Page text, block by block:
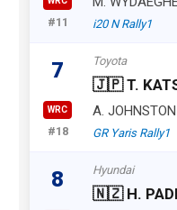
#11 i20 N Rally1
7
WRC
#18
Toyota
🇯🇵 T.
A. JOHNSTON
GR Yaris Rally1
8 Hyundai
🇳🇿 H.